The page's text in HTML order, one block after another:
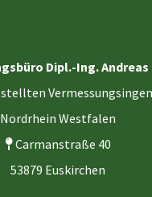
Dipl.-Ing.
Nordrhein Westfalen
Carmanstraße 40
53879 Euskirchen